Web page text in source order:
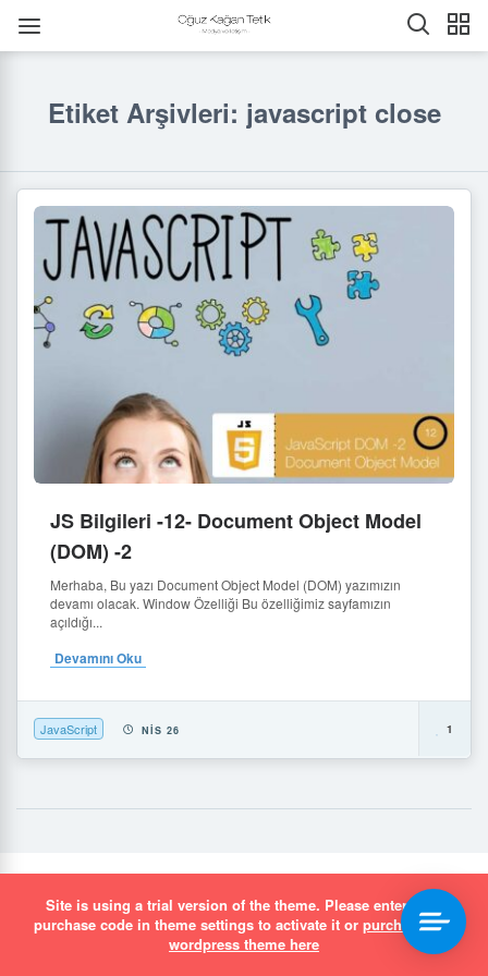
Etiket Arşivleri: javascript close
JS Bilgileri -12- Document Object Model
(DOM) -2
Merhaba, Bu yazı Document Object Model (DOM) yazımızın
devamı olacak. Window Özelliği Bu özelliğimiz sayfamızın
açıldığı...
Devamını Oku
JavaScript NIS 26 1
Site is using a trial version of the theme. Please enter your
purchase code in theme settings to activate it or purchase this
wordpress theme here